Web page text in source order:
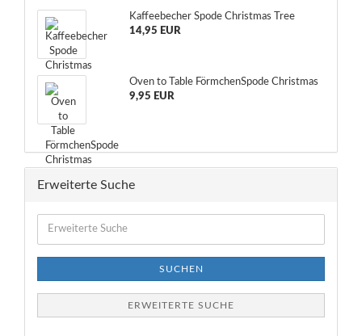
Kaffeebecher Spode Christmas Tree
14,95 EUR
Oven to Table FörmchenSpode Christmas
9,95 EUR
Erweiterte Suche
Suche
SUCHEN
ERWEITERTE SUCHE